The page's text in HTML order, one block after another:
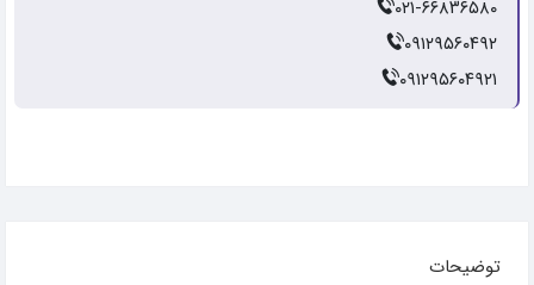
۰۲۱-۶۶۸۳۶۵۸۰
۰۹۱۲۹۵۶۰۴۹۲
۰۹۱۲۹۵۶۰۴۹۲۱
توضیحات